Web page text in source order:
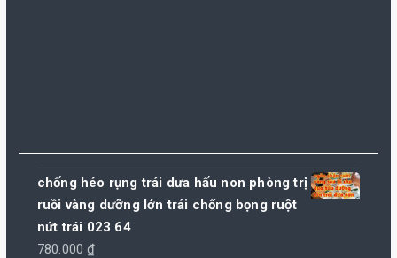
chống héo rụng trái dưa hấu non phòng trị
ruồi vàng dưỡng lớn trái chống bọng ruột
nứt trái 023 64
780.000₫